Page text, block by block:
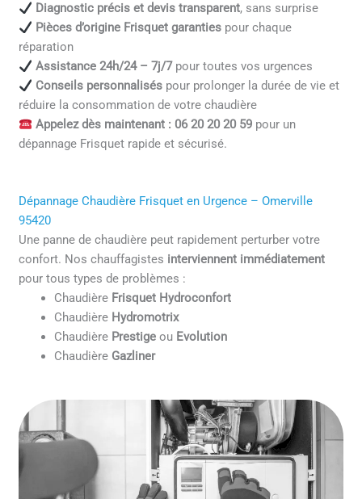
Diagnostic précis et devis transparent, sans surprise
Pièces d’origine Frisquet garantiespour chaque
réparation
Assistance 24h/24 – 7j/7pour toutes vos urgences
Conseils personnaliséspour prolonger la durée de vie et
réduire la consommation de votre chaudière
Appelez dès maintenant : 06 20 20 20 59pour un
dépannage Frisquet rapide et sécurisé.
Dépannage Chaudière Frisquet en Urgence – Omerville
95420
Une panne de chaudière peut rapidement perturber votre
confort. Nos chauffagistes interviennent immédiatement
pour tous types de problèmes :
Chaudière Frisquet Hydroconfort
Chaudière Hydromotrix
Chaudière Prestige ou Evolution
Chaudière Gazliner